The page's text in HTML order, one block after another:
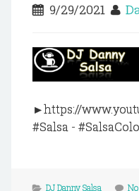
9/29/2021
►https://
#Salsa -
DJ Danny Salsa